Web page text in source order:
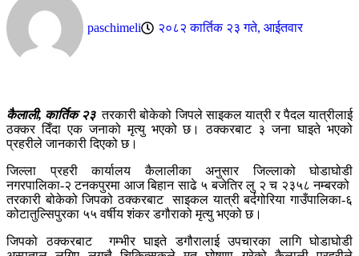
paschimeli २०८२ कार्तिक २३ गते, आईतवार
कैलाली, कार्तिक २३तरकारी बोकेको जिपले साइकल यात्री र पैदल यात्रीलाई
ठक्कर दिँदा एक जनाको मृत्यु भएको छ। ठक्करबाट ३ जना घाइते भएको
प्रहरीले जानकारी दिएको छ।
जिल्ला प्रहरी कार्यालय कैलालीका अनुसार जिल्लाको घोडाघोडी
नगरपालिका-२ टनकपुरमा आज बिहान साढे ५ बजेतिर लु २ च २३५८ नम्बरको
तरकारी बोकेको जिपको ठक्करबाट साइकल यात्री बर्दगोरिया गाउँपालिका-६
कोटातुल्सिपुरका ५५ वर्षीय शंकर डगौराको मृत्यु भएको छ।
जिपको ठक्करबाट गम्भीर घाइते डगौरालाई उपचारका लागि घोडाघोडी